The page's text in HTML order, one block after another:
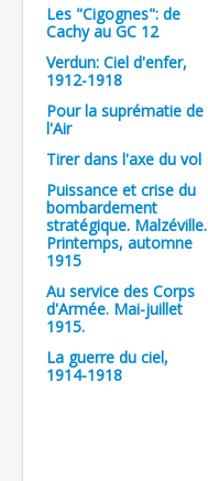
Les "Cigognes": de
Cachy au GC 12
Verdun: Ciel d'enfer,
1912-1918
Pour la suprématie de
l'Air
Tirer dans l'axe du vol
Puissance et crise du
bombardement
stratégique. Malzéville.
Printemps, automne
1915
Au service des Corps
d'Armée. Mai-juillet
1915.
La guerre du ciel,
1914-1918